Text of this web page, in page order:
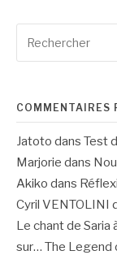
pour
COMMENTAIRES
Jatoto dans Test
Marjorie dans
Akiko dans
Cyril VENTOLINI
Le chant de Saria
sur… The Legend